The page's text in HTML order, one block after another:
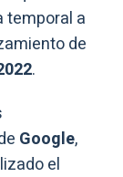
temporal a
de
.
Google,
el